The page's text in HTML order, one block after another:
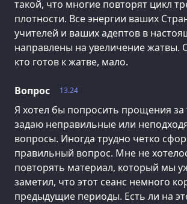
такой, что многие повторят цикл
плотности. Все энергии ваших
учителей и ваших адептов в
направлены на увеличение жатвы.
кто готов к жатве, мало.
13.24
Вопрос
Я хотел бы попросить прощения за
задаю неправильные или
вопросы. Иногда трудно четко
правильный вопрос. Мне не
повторять материал, который мы
заметил, что этот сеанс немного
предыдущие периоды. Есть ли на